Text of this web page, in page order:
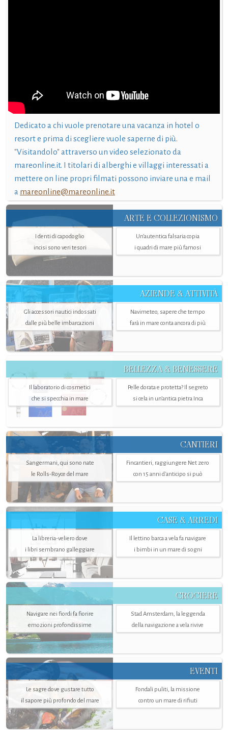
Dedicato a chi vuole prenotare una vacanza in hotel o
resort e prima di scegliere vuole saperne di più.
"Visitandolo" attraverso un video selezionato da
mareonline.it. I titolari di alberghi e villaggi interessati a
mettere on line propri filmati possono inviare una e mail
a mareonline@mareonline.it
ARTE E COLLEZIONISMO
I denti di capodoglio
incisi sono veri tesori
Un’autentica falsaria copia
i quadri di mare più famosi
AZIENDE & ATTIVITÀ
Gli accessori nautici indossati
dalle più belle imbarcazioni
Navimeteo, sapere che tempo
farà in mare conta ancora di più
BELLEZZA & BENESSERE
Il laboratorio di cosmetici
che si specchia in mare
Pelle dorata e protetta? Il segreto
si cela in un’antica pietra Inca
CANTIERI
Sangermani, qui sono nate
le Rolls-Royce del mare
Fincantieri, raggiungere Net zero
con 15 anni d'anticipo si può
CASE & ARREDI
La libreria-veliero dove
i libri sembrano galleggiare
Il lettino barca a vela fa navigare
i bimbi in un mare di sogni
CROCIERE
Navigare nei fiordi fa fiorire
emozioni profondissime
Stad Amsterdam, la leggenda
della navigazione a vela rivive
EVENTI
Le sagre dove gustare tutto
il sapore più profondo del mare
Fondali puliti, la missione
contro un mare di rifiuti